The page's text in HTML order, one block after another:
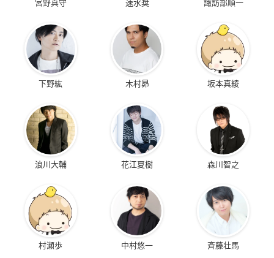
宮野真守 速水奨 諏訪部順一
下野紘 木村昴 坂本真綾
浪川大輔 花江夏樹 森川智之
村瀬歩 中村悠一 斉藤壮馬